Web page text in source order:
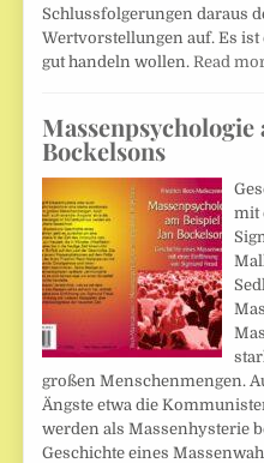
Schlussfolgerungen daraus
Wertvorstellungen auf. Es
gut handeln wollen. Read
Massenpsychologie
Bockelsons
mit
großen Menschenmengen.
Ängste etwa die
werden als Massenhysterie
Geschichte eines